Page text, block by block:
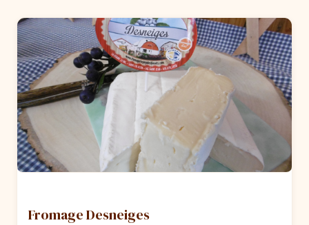
Fromage Desneiges